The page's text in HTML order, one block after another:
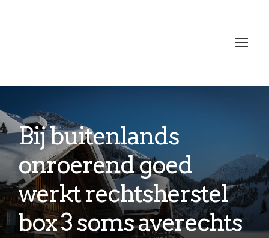
Bij buitenlands
onroerend goed
werkt rechtsherstel
box 3 soms averechts